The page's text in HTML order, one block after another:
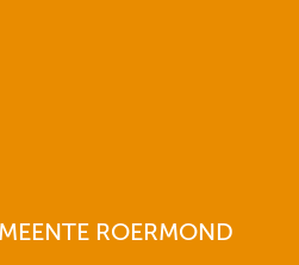
ROERMOND